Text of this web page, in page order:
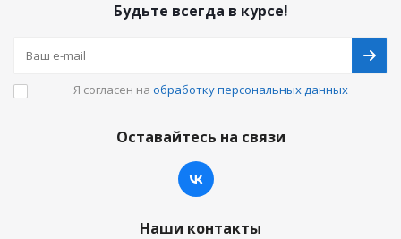
Будьте всегда в курсе!
Я согласен на обработку персональных данных
Оставайтесь на связи
Наши контакты